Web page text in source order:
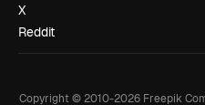
X
Reddit
Copyright © 2010-2026Freepik